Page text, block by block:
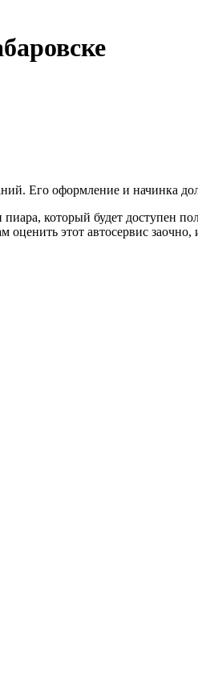
Его оформление и начинка
который будет доступен
этот автосервис